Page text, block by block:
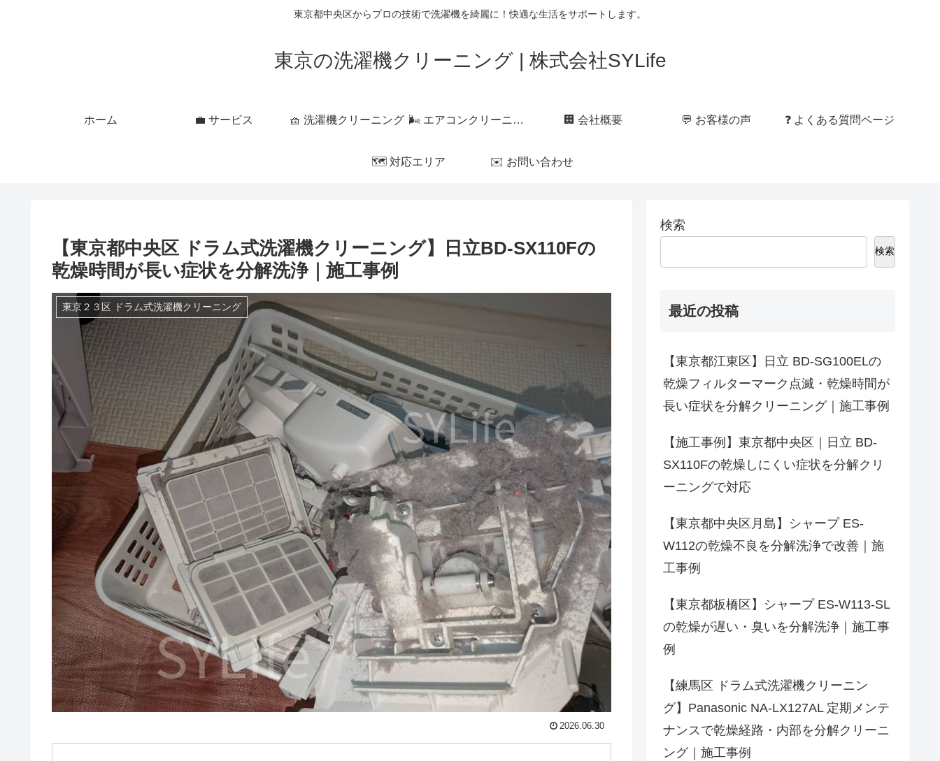
東京都中央区からプロの技術で洗濯機を綺麗に！快適な生活をサポートします。
東京の洗濯機クリーニング | 株式会社SYLife
ホーム 💼 サービス 🧺 洗濯機クリーニング 🌬 エアコンクリーニング 🏢 会社概要 💬 お客様の声 ❓ よくある質問ページ
🗺 対応エリア ✉️ お問い合わせ
【東京都中央区 ドラム式洗濯機クリーニング】日立BD-SX110Fの
乾燥時間が長い症状を分解洗浄｜施工事例
東京２３区 ドラム式洗濯機クリーニング
2026.06.30
検索
検索
最近の投稿
【東京都江東区】日立 BD-SG100ELの
乾燥フィルターマーク点滅・乾燥時間が
長い症状を分解クリーニング｜施工事例
【施工事例】東京都中央区｜日立 BD-
SX110Fの乾燥しにくい症状を分解クリ
ーニングで対応
【東京都中央区月島】シャープ ES-
W112の乾燥不良を分解洗浄で改善｜施
工事例
【東京都板橋区】シャープ ES-W113-SL
の乾燥が遅い・臭いを分解洗浄｜施工事
例
【練馬区 ドラム式洗濯機クリーニン
グ】Panasonic NA-LX127AL 定期メンテ
ナンスで乾燥経路・内部を分解クリーニ
ング｜施工事例